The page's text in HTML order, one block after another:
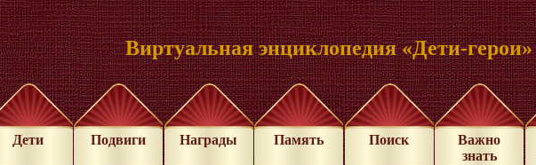
Виртуальная энциклопедия «Дети-герои»
Дети Подвиги Награды Память Поиск
Важно
знать